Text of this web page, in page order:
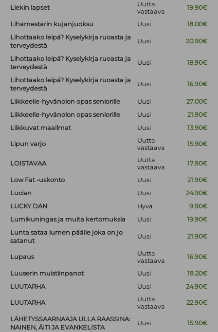
Liekin lapset
Uutta
vastaava
19.90€
Lihamestarin kujanjuoksu Uusi
18.00€
Lihottaako leipä? Kyselykirja ruoasta ja
terveydestä
Uusi 20.90€
Lihottaako leipä? Kyselykirja ruoasta ja
terveydestä
Uusi 18.90€
Lihottaako leipä? Kyselykirja ruoasta ja
terveydestä
Uusi 16.90€
Liikkeelle-hyvänolon opas seniorille Uusi
27.00€
Liikkeelle-hyvänolon opas seniorille
Uusi
21.90€
Liikkuvat maailmat
Uusi 13.90€
Lipun varjo
Uutta
vastaava
15.90€
LOISTAVAA
Uutta
vastaava
17.90€
Low Fat -uskonto Uusi
21.90€
Lucian
Uusi
24.90€
LUCKY DAN
Hyvä
9.90€
Lumikuningas ja muita kertomuksia
Uusi
19.90€
Lunta sataa lumen päälle joka on jo
satanut
Uusi 21.90€
Lupaus
Uutta
vastaava
16.90€
Luuserin muistiinpanot Uusi
19.20€
LUUTARHA
Uusi 24.90€
LUUTARHA
Uutta
vastaava
22.90€
LÄHETYSSAARNAAJA ULLA RAASSINA:
NAINEN, ÄITI JA EVANKELISTA
Uusi 15.90€